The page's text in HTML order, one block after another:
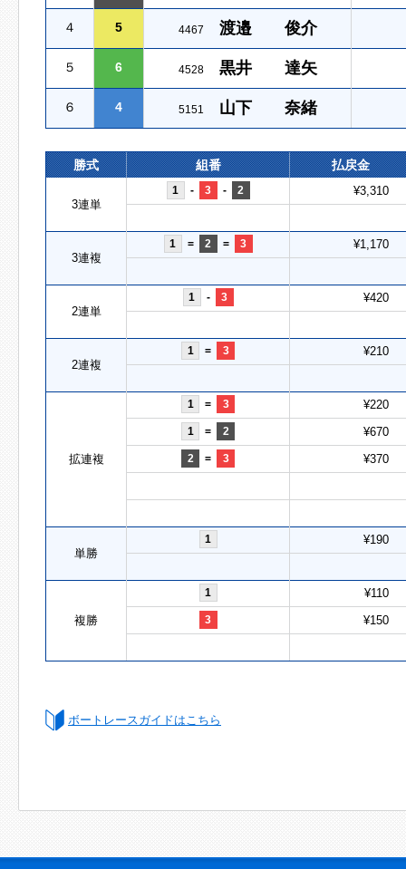
４ 5 4467 渡邉 俊介
５ 6 4528 黒井 達矢
６ 4 5151 山下 奈緒
勝式 組番 払戻金
3連単
1 - 3 - 2 ¥3,310
3連複
1 = 2 = 3 ¥1,170
2連単
1 - 3 ¥420
2連複
1 = 3 ¥210
拡連複
1 = 3 ¥220
1 = 2 ¥670
2 = 3 ¥370
単勝
1 ¥190
複勝
1 ¥110
3 ¥150
ボートレースガイドはこちら